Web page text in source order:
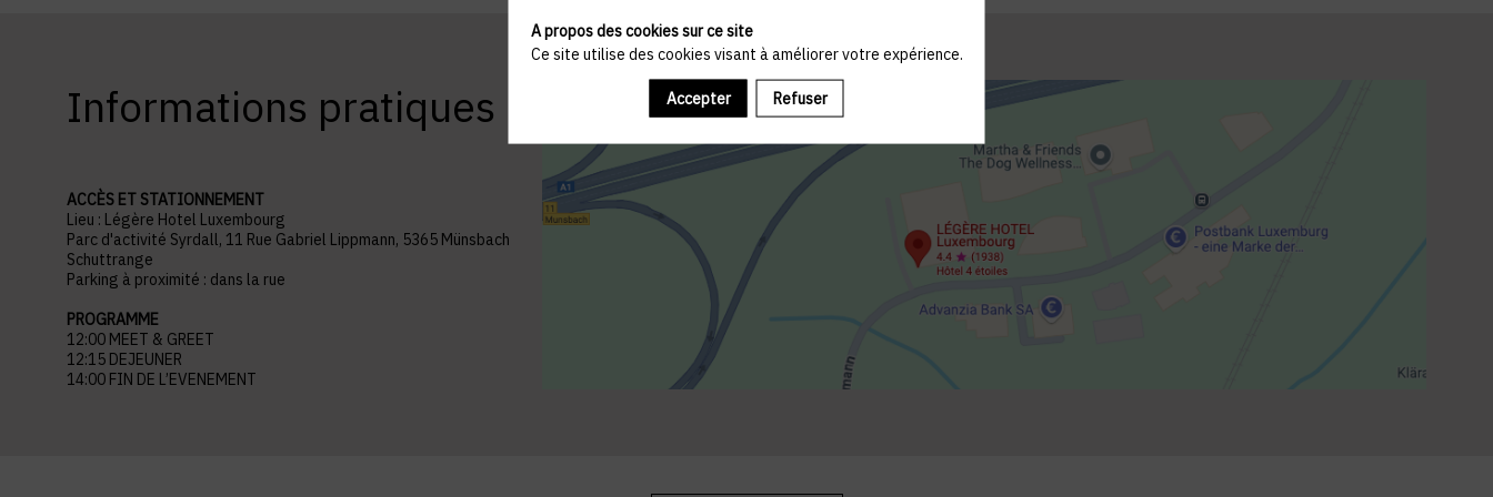
Informations pratiques
ACCÈS ET STATIONNEMENT
Lieu : Légère Hotel Luxembourg
Parc d'activité Syrdall, 11 Rue Gabriel Lippmann, 5365 Münsbach
Schuttrange
Parking à proximité : dans la rue
PROGRAMME
12:00 MEET & GREET
12:15 DEJEUNER
14:00 FIN DE L’EVENEMENT
A propos des cookies sur ce site
Ce site utilise des cookies visant à améliorer votre expérience.
Accepter Refuser